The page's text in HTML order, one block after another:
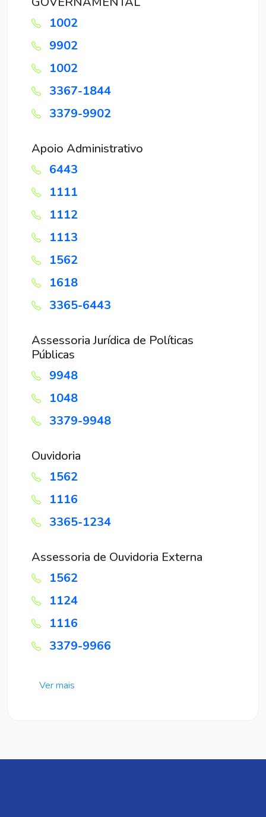
1002
9902
1002
3367-1844
3379-9902
Apoio Administrativo
6443
1111
1112
1113
1562
1618
3365-6443
Assessoria Jurídica de Políticas
Públicas
9948
1048
3379-9948
Ouvidoria
1562
1116
3365-1234
Assessoria de Ouvidoria Externa
1562
1124
1116
3379-9966
Ver mais